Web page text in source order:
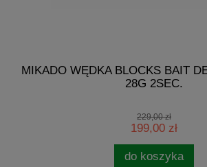
MIKADO WĘDKA BLOCKS BAIT
28G 2SEC.
229,00 zł
199,00 zł
do koszyka